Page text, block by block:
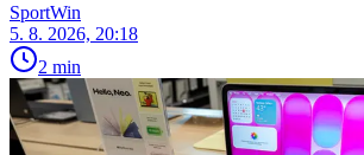
SportWin
5. 8. 2026, 20:18
2 min